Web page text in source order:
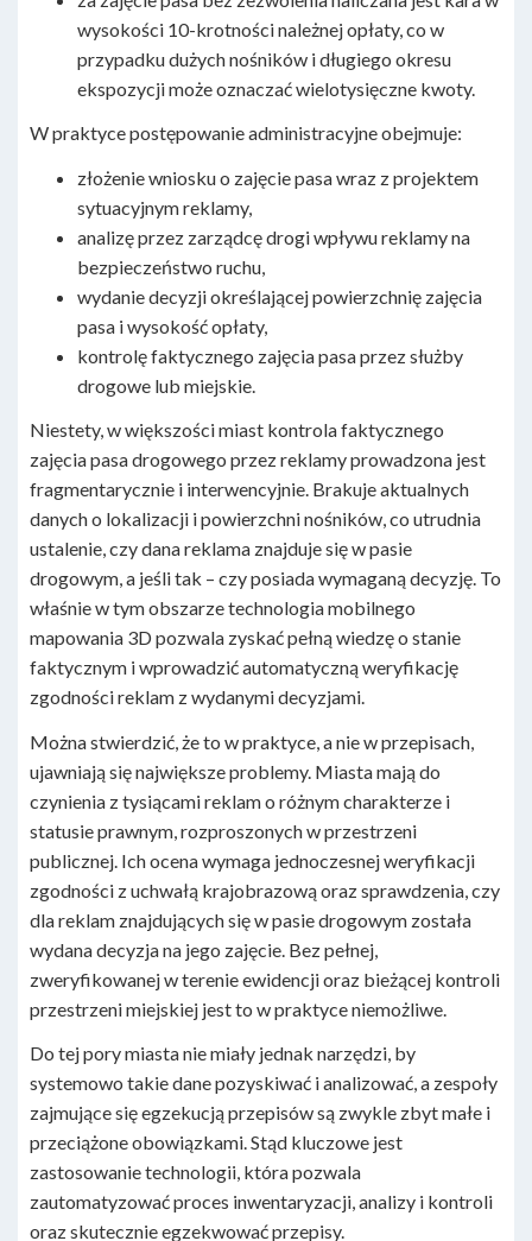
wysokości 10-krotności należnej opłaty, co w
przypadku dużych nośników i długiego okresu
ekspozycji może oznaczać wielotysięczne kwoty.
W praktyce postępowanie administracyjne obejmuje:
złożenie wniosku o zajęcie pasa wraz z projektem
sytuacyjnym reklamy,
analizę przez zarządcę drogi wpływu reklamy na
bezpieczeństwo ruchu,
wydanie decyzji określającej powierzchnię zajęcia
pasa i wysokość opłaty,
kontrolę faktycznego zajęcia pasa przez służby
drogowe lub miejskie.
Niestety, w większości miast kontrola faktycznego
zajęcia pasa drogowego przez reklamy prowadzona jest
fragmentarycznie i interwencyjnie. Brakuje aktualnych
danych o lokalizacji i powierzchni nośników, co utrudnia
ustalenie, czy dana reklama znajduje się w pasie
drogowym, a jeśli tak – czy posiada wymaganą decyzję. To
właśnie w tym obszarze technologia mobilnego
mapowania 3D pozwala zyskać pełną wiedzę o stanie
faktycznym i wprowadzić automatyczną weryfikację
zgodności reklam z wydanymi decyzjami.
Można stwierdzić, że to w praktyce, a nie w przepisach,
ujawniają się największe problemy. Miasta mają do
czynienia z tysiącami reklam o różnym charakterze i
statusie prawnym, rozproszonych w przestrzeni
publicznej. Ich ocena wymaga jednoczesnej weryfikacji
zgodności z uchwałą krajobrazową oraz sprawdzenia, czy
dla reklam znajdujących się w pasie drogowym została
wydana decyzja na jego zajęcie. Bez pełnej,
zweryfikowanej w terenie ewidencji oraz bieżącej kontroli
przestrzeni miejskiej jest to w praktyce niemożliwe.
Do tej pory miasta nie miały jednak narzędzi, by
systemowo takie dane pozyskiwać i analizować, a zespoły
zajmujące się egzekucją przepisów są zwykle zbyt małe i
przeciążone obowiązkami. Stąd kluczowe jest
zastosowanie technologii, która pozwala
zautomatyzować proces inwentaryzacji, analizy i kontroli
oraz skutecznie egzekwować przepisy.